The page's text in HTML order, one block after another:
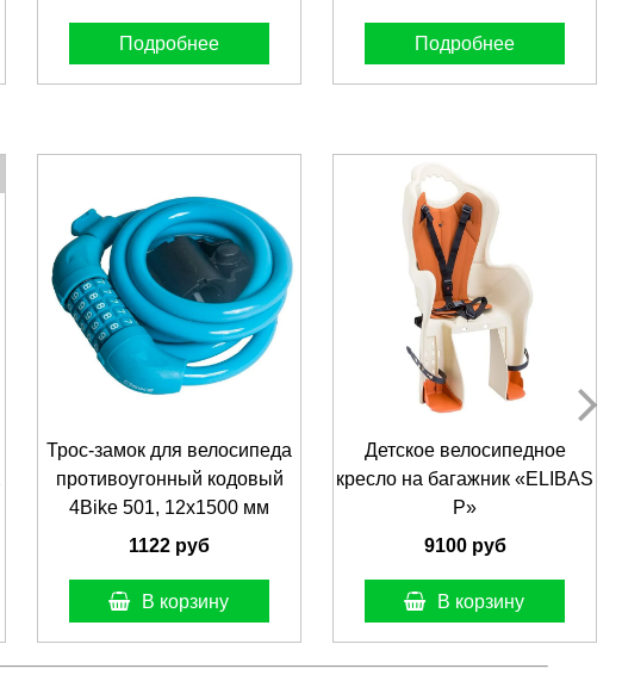
Подробнее Подробнее
Трос-замок для велосипеда
противоугонный кодовый
4Bike 501, 12x1500 мм
1122 руб
В корзину
Детское велосипедное
кресло на багажник «ELIBAS
P»
9100 руб
В корзину